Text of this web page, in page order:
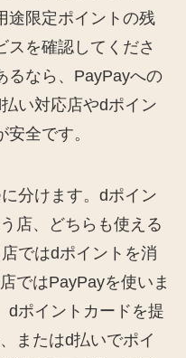
途限定ポイントの残
スを確認してくださ
るなら、PayPayへの
い対応店やdポイン
全です。
分けます。dポイン
店、どちらも使える
ではdポイントを消
ではPayPayを使いま
dポイントカードを提
またはd払いでポイ